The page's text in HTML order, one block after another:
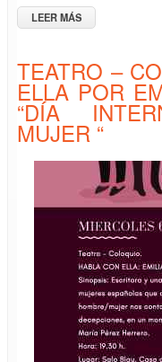
LEER MÁS
POR MARTA
TEATRO –
ELLA POR
“DÍA
MUJER “